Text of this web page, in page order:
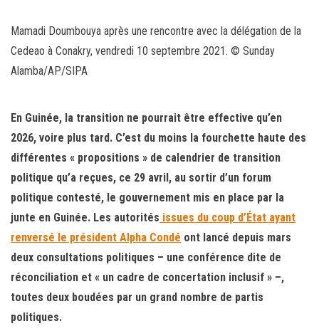
Mamadi Doumbouya après une rencontre avec la délégation de la
Cedeao à Conakry, vendredi 10 septembre 2021. © Sunday
Alamba/AP/SIPA
En Guinée, la transition ne pourrait être effective qu’en
2026, voire plus tard. C’est du moins la fourchette haute des
différentes « propositions » de calendrier de transition
politique qu’a reçues, ce 29 avril, au sortir d’un forum
politique contesté, le gouvernement mis en place par la
junte en Guinée. Les autorités issues du coup d’État ayant
renversé le président Alpha Condé ont lancé depuis mars
deux consultations politiques – une conférence dite de
réconciliation et « un cadre de concertation inclusif » –,
toutes deux boudées par un grand nombre de partis
politiques.